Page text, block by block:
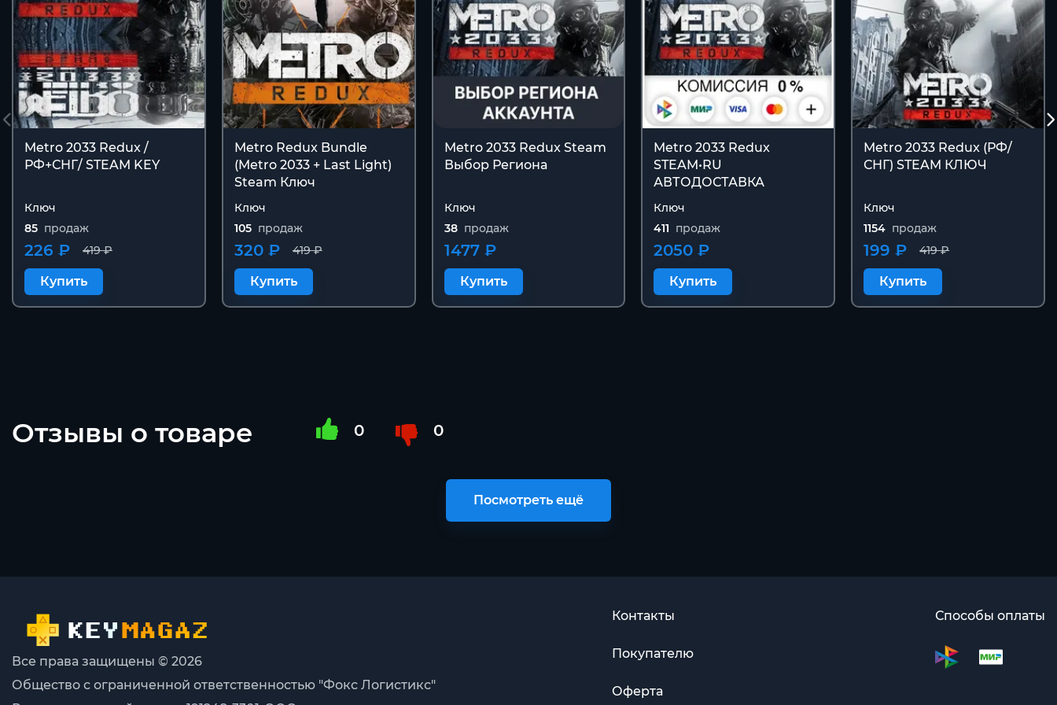
Metro 2033 Redux /
РФ+СНГ/ STEAM KEY
Ключ
85 продаж
419 ₽
226 ₽
Купить
Metro Redux Bundle
(Metro 2033 + Last Light)
Steam Ключ
Ключ
105 продаж
419 ₽
320 ₽
Купить
Metro 2033 Redux Steam
Выбор Региона
Ключ
38 продаж
1477 ₽
Купить
Metro 2033 Redux
STEAM•RU
АВТОДОСТАВКА
Ключ
411 продаж
2050 ₽
Купить
Metro 2033 Redux (РФ/
СНГ) STEAM КЛЮЧ
Ключ
1154 продаж
419 ₽
199 ₽
Купить
Отзывы о товаре 0 0
Посмотреть ещё
Все права защищены © 2026
Общество с ограниченной ответственностью "Фокс Логистикс"
Контакты
Покупателю
Оферта
Способы оплаты